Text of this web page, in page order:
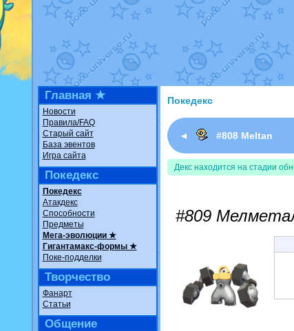
Недовольный
The Dark Wishmakerот
ilovearceus
Raging Boltот
Shadow mismagiusот
художник
отvicavica в
Главная ★
Новости
Правила/FAQ
Старый сайт
База эвентов
Игра сайта
Покедекс
Покедекс
Атакдекс
Способности
Предметы
Мега-эволюции ★
Гигантамакс-формы ★
Поке-подделки
Творчество
Фанарт
Статьи
Общение
Покедекс
◄ #808 Meltan
Декс находится на стадии
#809